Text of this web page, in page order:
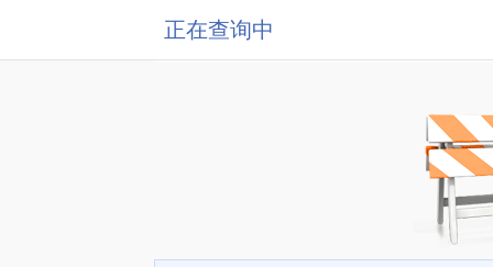
正在查询中